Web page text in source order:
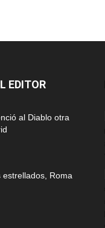
EDITOR
al Diablo otra
estrellados, Roma